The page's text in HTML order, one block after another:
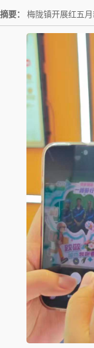
摘要： 梅陇镇开展红五